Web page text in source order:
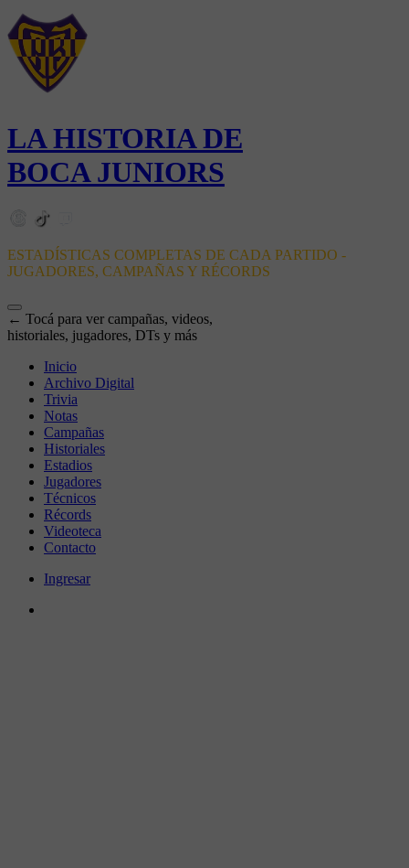
LA HISTORIA DE
BOCA JUNIORS
ESTADÍSTICAS COMPLETAS DE CADA PARTIDO -
JUGADORES, CAMPAÑAS Y RÉCORDS
← Tocá para ver campañas, videos,
historiales, jugadores, DTs y más
Inicio
Archivo Digital
Trivia
Notas
Campañas
Historiales
Estadios
Jugadores
Técnicos
Récords
Videoteca
Contacto
Ingresar